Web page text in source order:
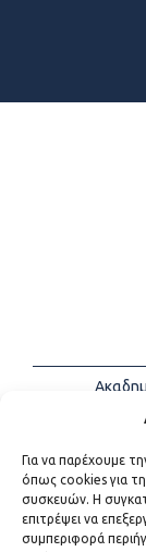
Για να παρέχουμε
όπως cookies για
συσκευών. Η
επιτρέψει να
συμπεριφορά